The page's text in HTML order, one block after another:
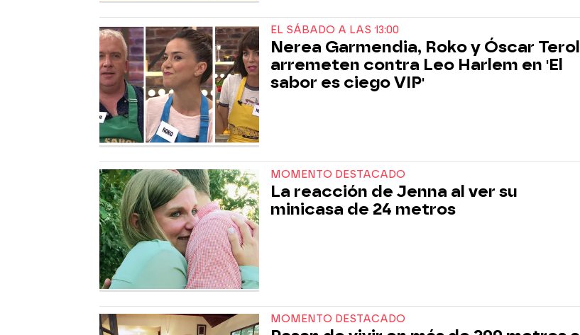
EL SÁBADO A LAS 13:00
Nerea Garmendia, Roko y Óscar Terol
arremeten contra Leo Harlem en 'El
sabor es ciego VIP'
MOMENTO DESTACADO
La reacción de Jenna al ver su
minicasa de 24 metros
MOMENTO DESTACADO